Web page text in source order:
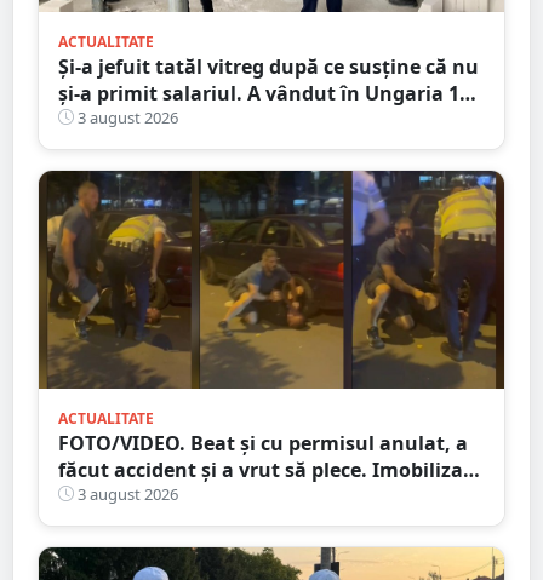
ACTUALITATE
Și-a jefuit tatăl vitreg după ce susține că nu
și-a primit salariul. A vândut în Ungaria 120
de role de vată și gresie de 7.000 de euro
3 august 2026
ACTUALITATE
FOTO/VIDEO. Beat și cu permisul anulat, a
făcut accident și a vrut să plece. Imobilizat
de trecători
3 august 2026